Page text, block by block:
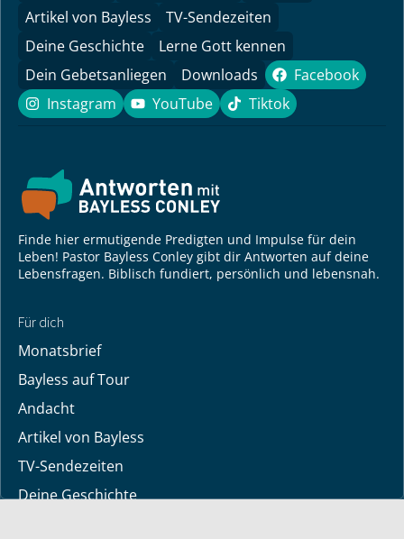
Artikel von Bayless
TV-Sendezeiten
Deine Geschichte
Lerne Gott kennen
Dein Gebetsanliegen
Downloads Facebook
Facebook
Instagram
Instagram YouTube
YouTube Tiktok
Tiktok
Finde hier ermutigende Predigten und Impulse für dein
Leben! Pastor Bayless Conley gibt dir Antworten auf deine
Lebensfragen. Biblisch fundiert, persönlich und lebensnah.
Für dich
Monatsbrief
Bayless auf Tour
Andacht
Artikel von Bayless
TV-Sendezeiten
Deine Geschichte